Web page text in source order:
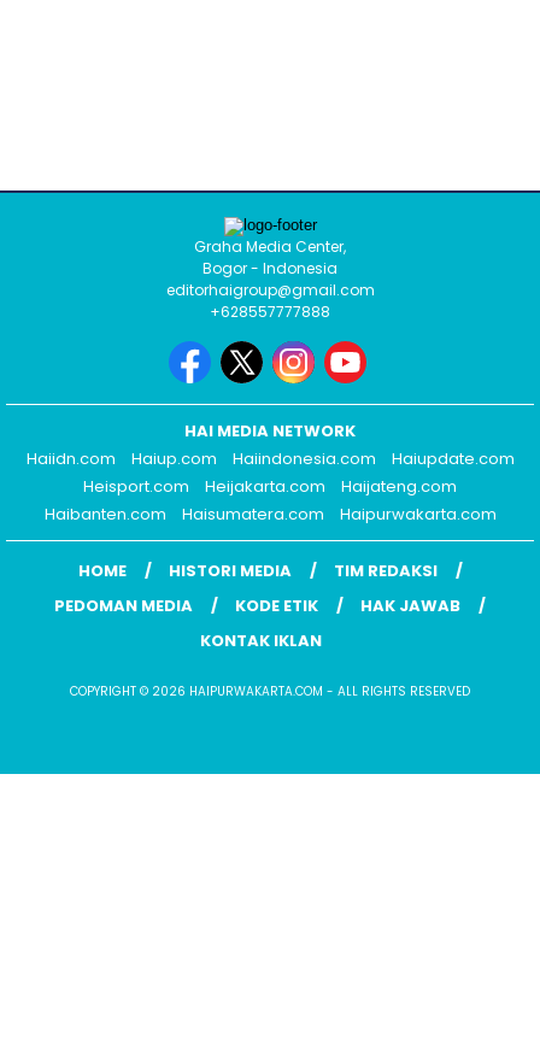
Graha Media Center,
Bogor - Indonesia
editorhaigroup@gmail.com
+628557777888
HAI MEDIA NETWORK
Haiidn.com
Haiup.com Haiindonesia.com
Haiupdate.com
Heisport.com
Heijakarta.com
Haijateng.com
Haibanten.com
Haisumatera.com Haipurwakarta.com
HOME HISTORI MEDIA
TIM REDAKSI
PEDOMAN MEDIA
KODE ETIK
HAK JAWAB
KONTAK IKLAN
COPYRIGHT © 2026 HAIPURWAKARTA.COM - ALL RIGHTS RESERVED